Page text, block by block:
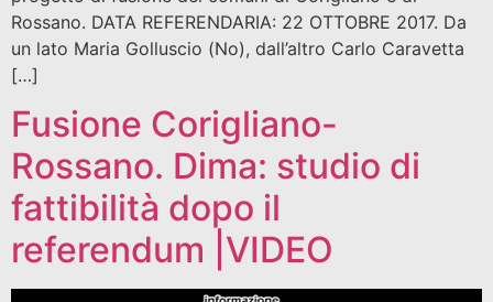
Rossano. DATA REFERENDARIA: 22 OTTOBRE 2017. Da
un lato Maria Golluscio (No), dall’altro Carlo Caravetta
[…]
Fusione Corigliano-
Rossano. Dima: studio di
fattibilità dopo il
referendum |VIDEO